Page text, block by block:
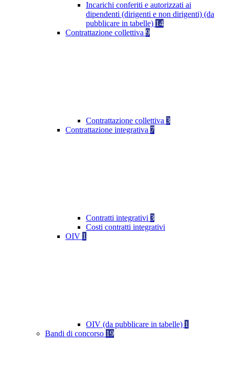
Incarichi conferiti e autorizzati ai
dipendenti (dirigenti e non dirigenti) (da
pubblicare in tabelle) 14
Contrattazione collettiva 9
Contrattazione collettiva 3
Contrattazione integrativa 7
Contratti integrativi 3
Costi contratti integrativi
OIV 1
OIV (da pubblicare in tabelle) 1
Bandi di concorso 19